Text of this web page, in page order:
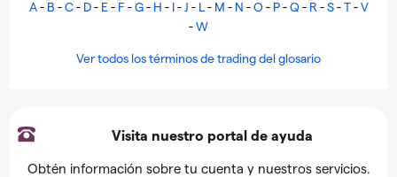
A- B -C- D- E- F-G- H - I- J - L- M - N -O- P-Q- R -S-T-V
-W
Ver todos los términos de trading del glosario
Visita nuestro portal de ayuda
Obtén información sobre tu cuenta y nuestros servicios.